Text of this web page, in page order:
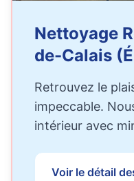
Nettoyage
de-Calais
Retrouvez le
impeccable.
intérieur avec
Voir le détail